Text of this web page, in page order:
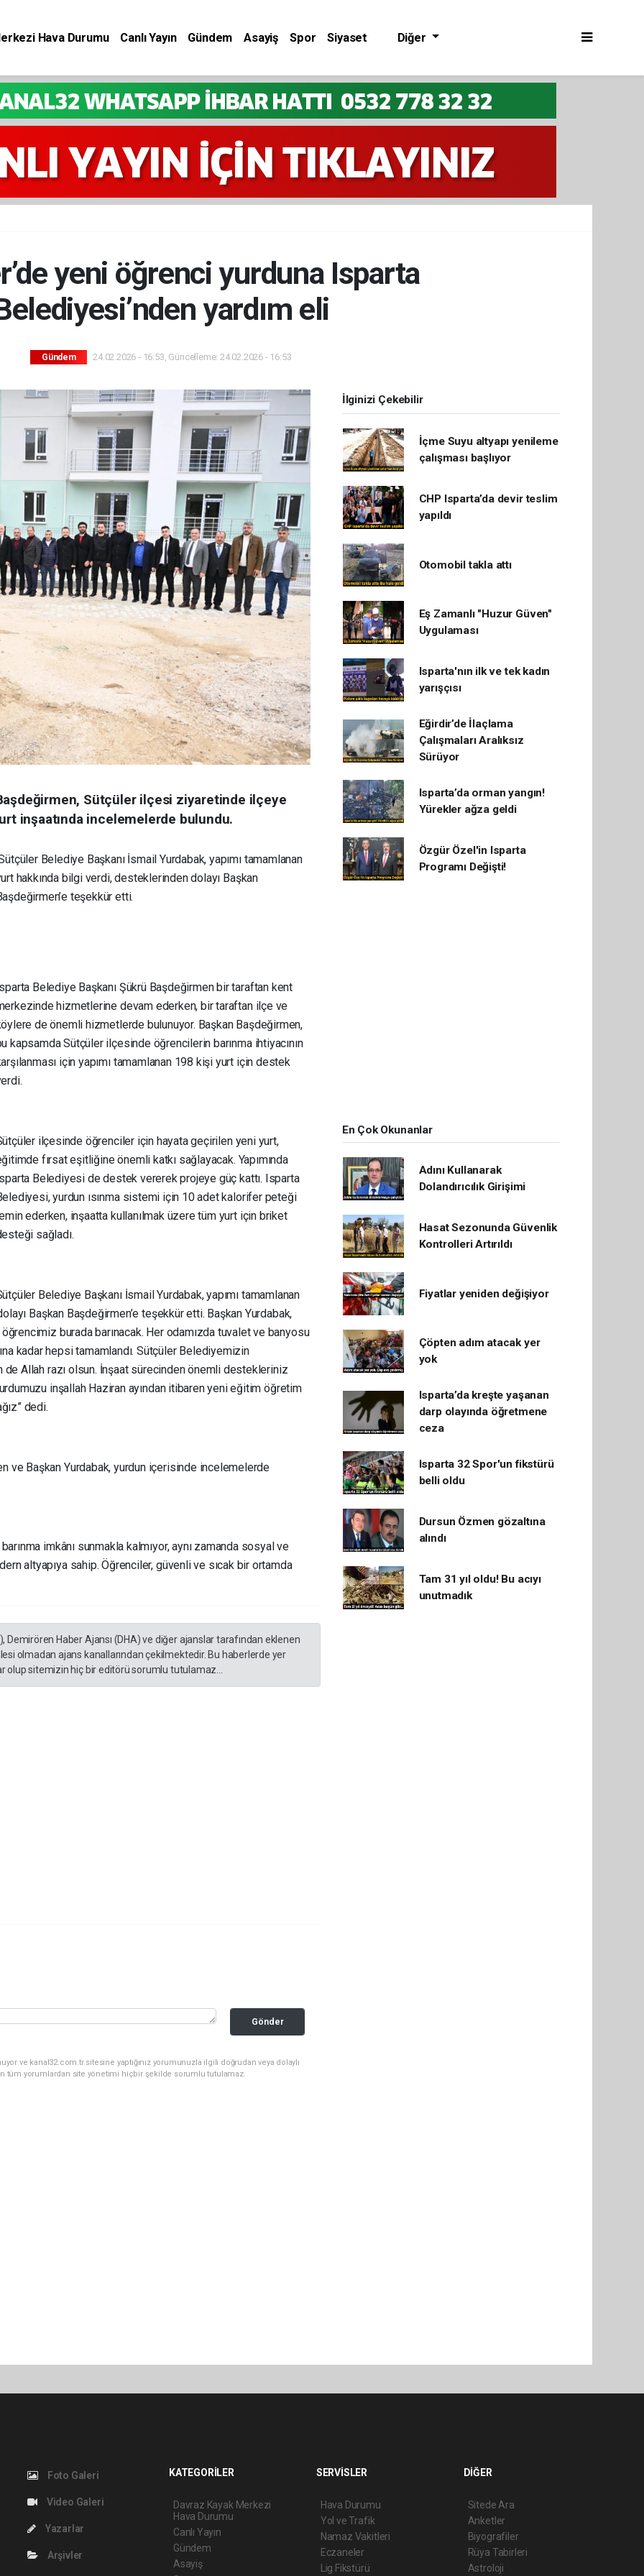
Hava Durumu Canlı Yayın Gündem Asayiş Spor Siyaset Diğer
yeni öğrenci yurduna Isparta
yardım eli
Gündem 24.02.2026 - 16:53, Güncelleme: 24.02.2026 - 16:53
Sütçüler ilçesi ziyaretinde ilçeye
inşaatında incelemelerde bulundu.
Belediye Başkanı İsmail Yurdabak, yapımı tamamlanan
hakkında bilgi verdi, desteklerinden dolayı Başkan
teşekkür etti.
Belediye Başkanı Şükrü Başdeğirmen bir taraftan kent
hizmetlerine devam ederken, bir taraftan ilçe ve
de önemli hizmetlerde bulunuyor. Başkan Başdeğirmen,
kapsamda Sütçüler ilçesinde öğrencilerin barınma ihtiyacının
için yapımı tamamlanan 198 kişi yurt için destek
ilçesinde öğrenciler için hayata geçirilen yeni yurt,
fırsat eşitliğine önemli katkı sağlayacak. Yapımında
Belediyesi de destek vererek projeye güç kattı. Isparta
yurdun ısınma sistemi için 10 adet kalorifer peteği
ederken, inşaatta kullanılmak üzere tüm yurt için briket
sağladı.
Belediye Başkanı İsmail Yurdabak, yapımı tamamlanan
Başkan Başdeğirmen’e teşekkür etti. Başkan Yurdabak,
burada barınacak. Her odamızda tuvalet ve banyosu
kadar hepsi tamamlandı. Sütçüler Belediyemizin
de Allah razı olsun. İnşaat sürecinden önemli destekleriniz
inşallah Haziran ayından itibaren yeni eğitim öğretim
dedi.
ve Başkan Yurdabak, yurdun içerisinde incelemelerde
imkânı sunmakla kalmıyor, aynı zamanda sosyal ve
altyapıya sahip. Öğrenciler, güvenli ve sıcak bir ortamda
Demirören Haber Ajansı (DHA) ve diğer ajanslar tarafından eklenen
olmadan ajans kanallarından çekilmektedir. Bu haberlerde yer
olup sitemizin hiç bir editörü sorumlu tutulamaz...
Gönder
ve kanal32.com.tr sitesine yaptığınız yorumunuzla ilgili doğrudan veya dolaylı
tüm yorumlardan site yönetimi hiçbir şekilde sorumlu tutulamaz.
İlginizi Çekebilir
İçme Suyu altyapı yenileme
çalışması başlıyor
CHP Isparta’da devir teslim
yapıldı
Otomobil takla attı
Eş Zamanlı "Huzur Güven"
Uygulaması
Isparta'nın ilk ve tek kadın
yarışçısı
Eğirdir’de İlaçlama
Çalışmaları Aralıksız
Sürüyor
Isparta’da orman yangın!
Yürekler ağza geldi
Özgür Özel'in Isparta
Programı Değişti!
En Çok Okunanlar
Adını Kullanarak
Dolandırıcılık Girişimi
Hasat Sezonunda Güvenlik
Kontrolleri Artırıldı
Fiyatlar yeniden değişiyor
Çöpten adım atacak yer
yok
Isparta’da kreşte yaşanan
darp olayında öğretmene
ceza
Isparta 32 Spor'un fikstürü
belli oldu
Dursun Özmen gözaltına
alındı
Tam 31 yıl oldu! Bu acıyı
unutmadık
Foto Galeri
Video Galeri
Yazarlar
Arşivler
KATEGORİLER
Davraz Kayak Merkezi
Hava Durumu
Canlı Yayın
Gündem
Asayiş
SERVİSLER
Hava Durumu
Yol ve Trafik
Namaz Vakitleri
Eczaneler
Lig Fikstürü
DİĞER
Sitede Ara
Anketler
Biyografiler
Rüya Tabirleri
Astroloji